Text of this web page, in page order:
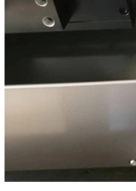
PLAN
SITE
PRIVACY
POLICY